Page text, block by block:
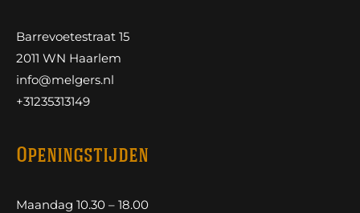
Barrevoetestraat 15
2011 WN Haarlem
info@melgers.nl
+31235313149
Openingstijden
Maandag 10.30 – 18.00